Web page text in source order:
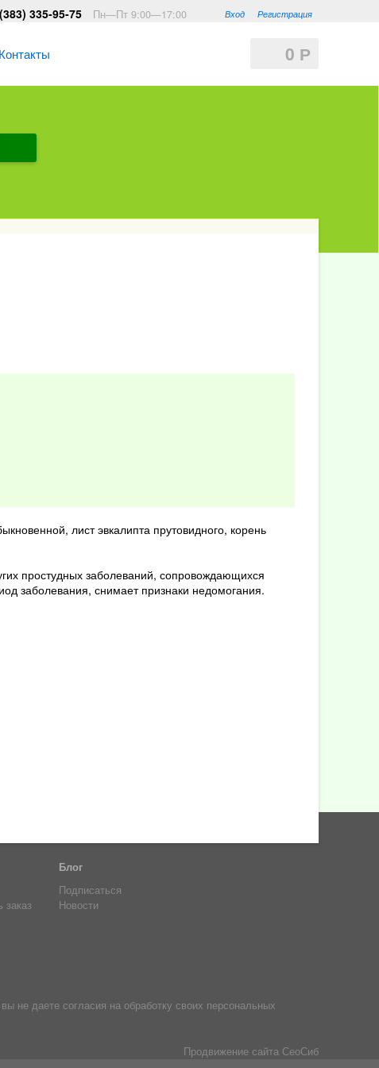
Вход Регистрация
335-95-75 Пн—Пт 9:00—17:00
0 Р
Контакты
лист эвкалипта прутовидного, корень
простудных заболеваний, сопровождающихся
заболевания, снимает признаки недомогания.
Блог
Подписаться
Новости
не даете согласия на обработку своих персональных
Продвижение сайтаСеоСиб